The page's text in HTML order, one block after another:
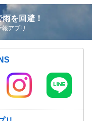
を回避！
アプリ